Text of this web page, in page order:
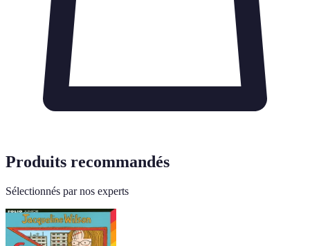
Produits recommandés
Sélectionnés par nos experts